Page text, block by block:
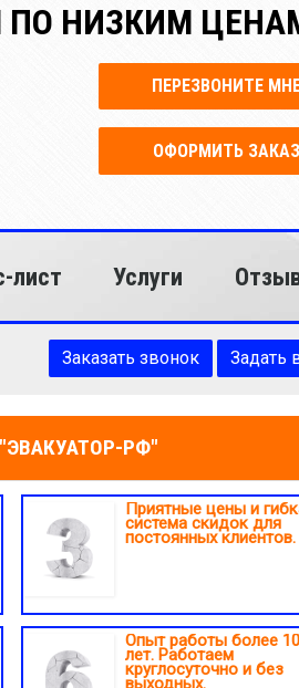
ПО НИЗКИМ
ПЕРЕЗВОНИТЕ
ОФОРМИТЬ ЗАКАЗ
лист Услуги
Заказать звонок Задать
РФ"
Приятные цены и
система скидок для
постоянных клиентов.
Опыт работы более 10
лет. Работаем
круглосуточно и без
выходных.